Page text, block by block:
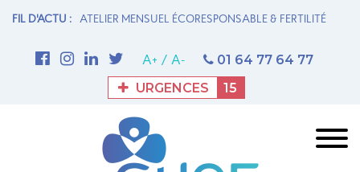
FIL D'ACTU :
MATERNITÉ ATELIER MENSUEL ÉCORESPONSABLE & FERTILITÉ
A+ / A-
01 64 77 64 77
URGENCES
15